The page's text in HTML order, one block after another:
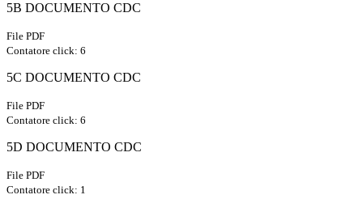
5B DOCUMENTO CDC
File PDF
Contatore click: 6
5C DOCUMENTO CDC
File PDF
Contatore click: 6
5D DOCUMENTO CDC
File PDF
Contatore click: 1